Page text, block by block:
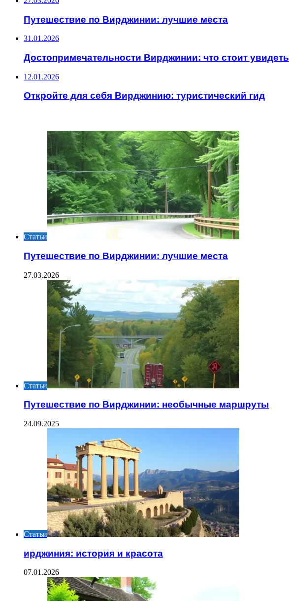
Путешествие по Вирджинии: лучшие места
31.01.2026
Достопримечательности Вирджинии: что стоит увидеть
12.01.2026
Откройте для себя Вирджинию: туристический гид
Статьи
Путешествие по Вирджинии: лучшие места
27.03.2026
Статьи
Путешествие по Вирджинии: необычные маршруты
24.09.2025
Статьи
ирджиния: история и красота
07.01.2026